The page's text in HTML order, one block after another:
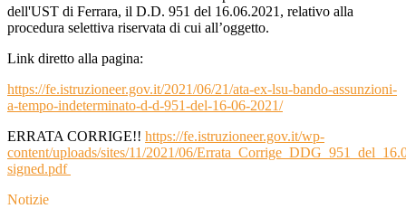
dell'UST di Ferrara, il D.D. 951 del 16.06.2021, relativo alla
procedura selettiva riservata di cui all’oggetto.
Link diretto alla pagina:
https://fe.istruzioneer.gov.it/2021/06/21/ata-ex-lsu-bando-assunzioni-
a-tempo-indeterminato-d-d-951-del-16-06-2021/
ERRATA CORRIGE!! https://fe.istruzioneer.gov.it/wp-
content/uploads/sites/11/2021/06/
signed.pdf
Notizie